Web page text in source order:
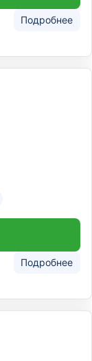
Подробнее
Подробнее